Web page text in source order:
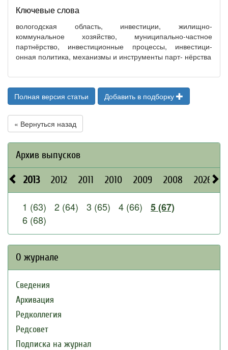
Ключевые слова
вологодская область, инвестиции, жилищно-
коммунальное хозяйство, муниципально-частное
партнёрство, инвестиционные процессы, инвестици-
онная политика, механизмы и инструменты парт‑ нёрства
Полная версия статьи Добавить в подборку
« Вернуться назад
Архив выпусков
2013 2012 2011 2010 2009 2008 2026
1 (63) 2 (64) 3 (65) 4 (66)
5 (67)
6 (68)
О журнале
Сведения
Архивация
Редколлегия
Редсовет
Подписка на журнал